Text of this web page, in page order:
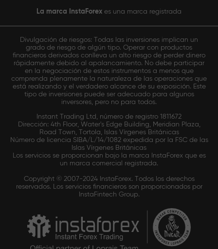
La marca InstaForex es una marca registrada
Divulgación de riesgos: Todas las inversiones implican un
grado de riesgo de algún tipo. Operar con productos
financieros derivados conlleva un alto riesgo de perder dinero
rápidamente debido al apalancamiento. No debe participar
en la negociación de estos instrumentos a menos que
comprenda plenamente la naturaleza de las operaciones que
está realizando y el verdadero alcance de su exposición. Este
tipo de inversiones puede ser adecuado para algunos
inversores, pero no para todos.
Instant Trading Ltd, número de registro 1811672
Dirección: 4th Floor, Water's Edge Building, Meridian Plaza,
Road Town, Tortola, Islas Vírgenes Británicas
Número de licencia SIBA/L/14/1082 expedida por la FSC de las
Islas Vírgenes Británicas
Los servicios se proporcionan bajo la marca InstaForex que es
un marca comercial registrada.
Copyright © 2007-2024 InstaForex. Todos los derechos
reservados. Los servicios financieros son proporcionados por
InstaFintech Group.